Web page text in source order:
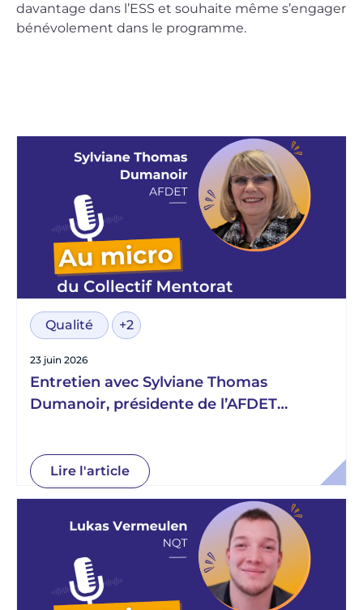
davantage dans l’ESS et souhaite même s’engager
bénévolement dans le programme.
Qualité +2
23 juin 2026
Entretien avec Sylviane Thomas
Dumanoir, présidente de l’AFDET
Lire l'article